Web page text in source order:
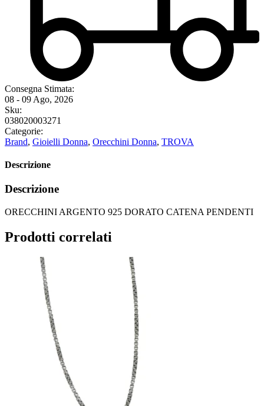
Consegna Stimata:
08 - 09 Ago, 2026
Sku:
038020003271
Categorie:
Brand, Gioielli Donna, Orecchini Donna, TROVA
Descrizione
Descrizione
ORECCHINI ARGENTO 925 DORATO CATENA PENDENTI
Prodotti correlati